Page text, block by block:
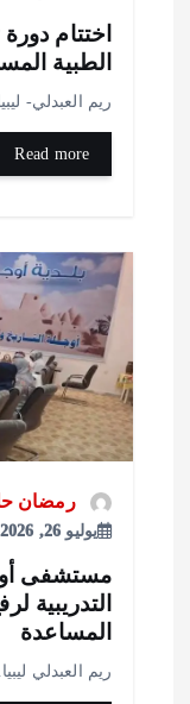
دورة تدريبية
المساعدة
العبدلي- ليبيا…
رمضان حلمي
77
أوجلة
لرفع
العبدلي ليبيا…